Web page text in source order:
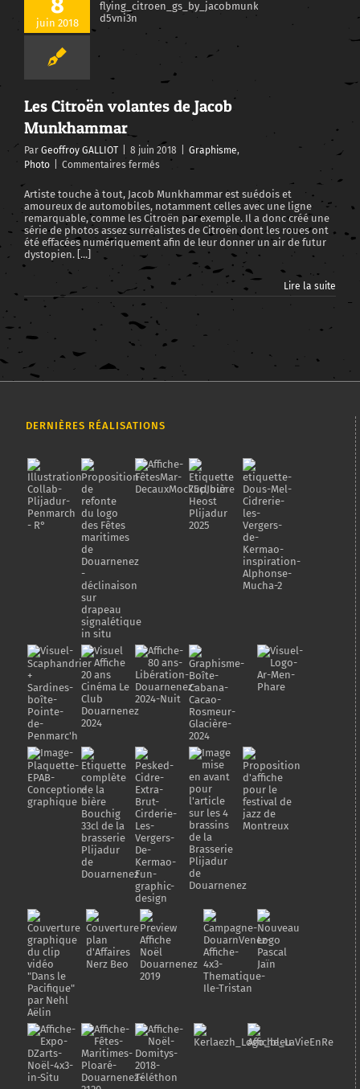
juin 2018
Les Citroën volantes de Jacob
Munkhammar
Par Geoffroy GALLIOT 8 juin 2018 Graphisme,
Photo
Commentaires fermés sur
Citroën
volantes
de
Jacob
Munkhammar
Artiste touche à tout, Jacob Munkhammar est suédois et
amoureux de automobiles, notamment celles avec une ligne
remarquable, comme les Citroën par exemple. Il a donc créé une
série de photos assez surréalistes de Citroën dont les roues ont
été effacées numériquement afin de leur donner un air de futur
dystopien. [...]
Lire la suite
DERNIÈRES RÉALISATIONS